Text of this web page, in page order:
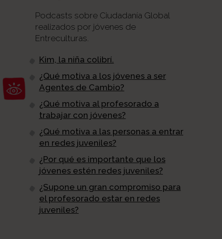
Abrir barra de herramientas
Podcasts sobre Ciudadanía Global
realizados por jóvenes de
Entreculturas.
Kim, la niña colibrí.
¿Qué motiva a los jóvenes a ser
Agentes de Cambio?
¿Qué motiva al profesorado a
trabajar con jóvenes?
¿Qué motiva a las personas a entrar
en redes juveniles?
¿Por qué es importante que los
jóvenes estén redes juveniles?
¿Supone un gran compromiso para
el profesorado estar en redes
juveniles?